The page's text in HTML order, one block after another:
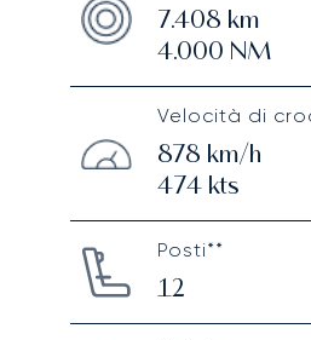
7.408 km
4.000 NM
Velocità di
878 km/h
474kts
Posti**
12